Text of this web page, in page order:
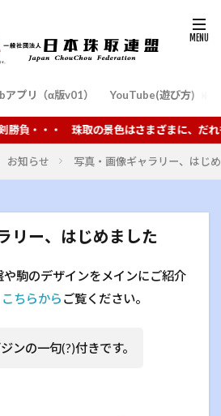
アプリ（α版v01） YouTube(遊び方)
・ 珠取の景色はさまざまに、だれもが
お知らせ 写真・画像ギャラリー、はじ
リー、はじめました
駒のデザインをメインにご紹介
こちらから ご覧ください。
ンの一句(?)付きです。